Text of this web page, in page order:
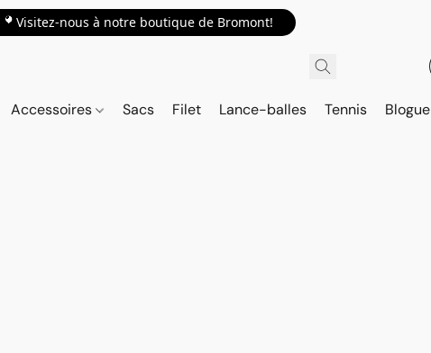
📍Visitez-nous à notre boutique de Bromont!
Accessoires Sacs Filet Lance-balles Tennis Blogue